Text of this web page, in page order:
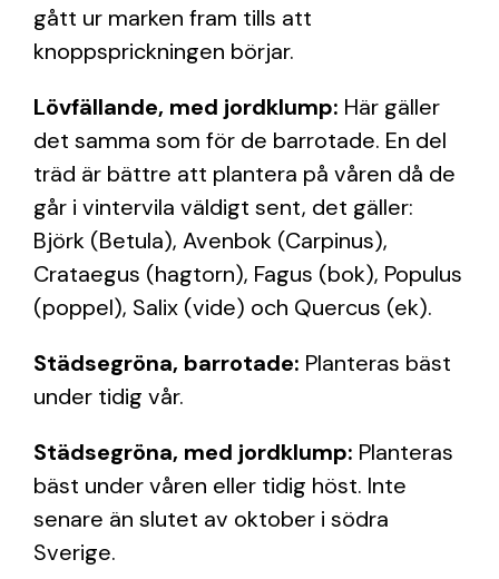
gått ur marken fram tills att
knoppsprickningen börjar.
Lövfällande, med jordklump: Här gäller
det samma som för de barrotade. En del
träd är bättre att plantera på våren då de
går i vintervila väldigt sent, det gäller:
Björk (Betula), Avenbok (Carpinus),
Crataegus (hagtorn), Fagus (bok), Populus
(poppel), Salix (vide) och Quercus (ek).
Städsegröna, barrotade: Planteras bäst
under tidig vår.
Städsegröna, med jordklump: Planteras
bäst under våren eller tidig höst. Inte
senare än slutet av oktober i södra
Sverige.